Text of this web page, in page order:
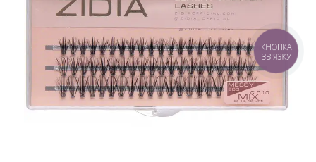
КНОПКА
ЗВ'ЯЗКУ